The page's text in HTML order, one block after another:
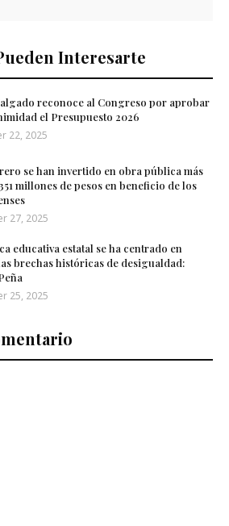
Interesarte
reconoce al Congreso por aprobar
el Presupuesto 2026
22, 2025
se han invertido en obra pública más
millones de pesos en beneficio de los
27, 2025
educativa estatal se ha centrado en
brechas históricas de desigualdad:
25, 2025